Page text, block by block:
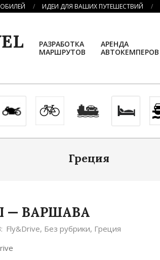
ИДЕИ ДЛЯ ВАШИХ ПУТЕШЕСТВИЙ
РАЗРАБОТКА
МАРШРУТОВ
АРЕНДА
АВТОКЕМПЕРОВ
Греция
— ВАРШАВА
Fly&Drive, Без рубрики, Греция